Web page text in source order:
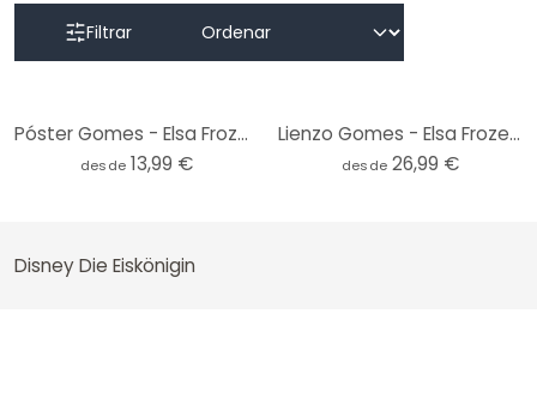
Filtrar
Póster Gomes - Elsa Frozen de juguete
desde 13,99 €
Lienzo Gomes - Elsa Frozen toy
desde 26,99 €
Disney Die Eiskönigin